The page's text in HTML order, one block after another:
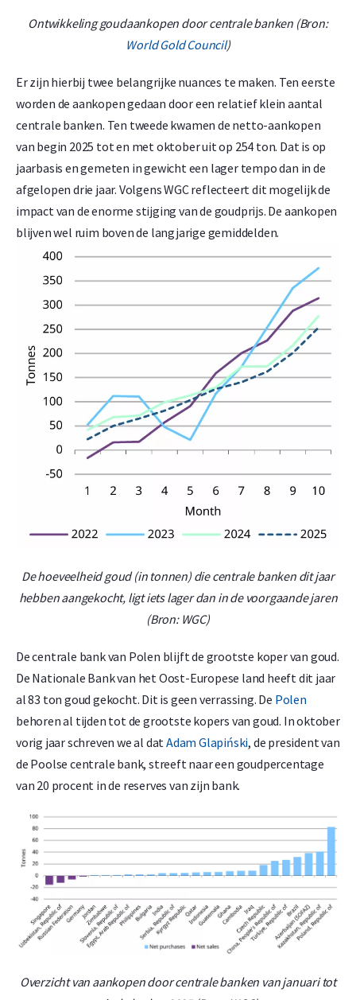
Ontwikkeling goudaankopen door centrale banken (Bron:
World Gold Council)
Er zijn hierbij twee belangrijke nuances te maken. Ten eerste
worden de aankopen gedaan door een relatief klein aantal
centrale banken. Ten tweede kwamen de netto-aankopen
van begin 2025 tot en met oktober uit op 254 ton. Dat is op
jaarbasis en gemeten in gewicht een lager tempo dan in de
afgelopen drie jaar. Volgens WGC reflecteert dit mogelijk de
impact van de enorme stijging van de goudprijs. De aankopen
blijven wel ruim boven de langjarige gemiddelden.
De hoeveelheid goud (in tonnen) die centrale banken dit jaar
hebben aangekocht, ligt iets lager dan in de voorgaande jaren
(Bron: WGC)
De centrale bank van Polen blijft de grootste koper van goud.
De Nationale Bank van het Oost-Europese land heeft dit jaar
al 83 ton goud gekocht. Dit is geen verrassing. De Polen
behoren al tijden tot de grootste kopers van goud. In oktober
vorig jaar schreven we al datAdam Glapiński, de president van
de Poolse centrale bank, streeft naar een goudpercentage
van 20 procent in de reserves van zijn bank.
Overzicht van aankopen door centrale banken van januari tot